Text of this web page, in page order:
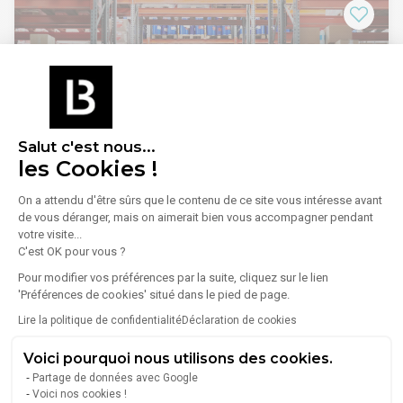
Salut c'est nous...
les Cookies !
On a attendu d'être sûrs que le contenu de ce site vous intéresse avant
de vous déranger, mais on aimerait bien vous accompagner pendant
votre visite...
C'est OK pour vous ?
Pour modifier vos préférences par la suite, cliquez sur le lien
'Préférences de cookies' situé dans le pied de page.
Lire la politique de confidentialitéDéclaration de cookies
Voici pourquoi nous utilisons des cookies.
Partage de données avec Google
Voici nos cookies !
divisibles de 368 m² est idéale pour votre entreprise. Loyer
parking inclus dans le loyer globale.
Location Entrepôt 40 m²
94310 Orly
EVOLIS vous propose un espace de stockage de 40 m², idéal
pour les entreprises en quête d'un environnement
professionnel fonctionnel.
Ce bien est parfait pour entreposer vos biens en toute
d'une localisation stratégique à proximité des axes majeurs
et des commodités, facilitant ainsi vos opérations
quotidiennes. Ne manquez pas cette chance de dynamiser
Lire plus
510 €/mois